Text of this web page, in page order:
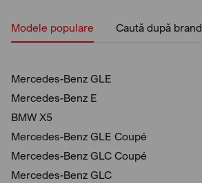
Modele populare Caută după brand
Mercedes-Benz GLE
Mercedes-Benz E
BMW X5
Mercedes-Benz GLE Coupé
Mercedes-Benz GLC Coupé
Mercedes-Benz GLC